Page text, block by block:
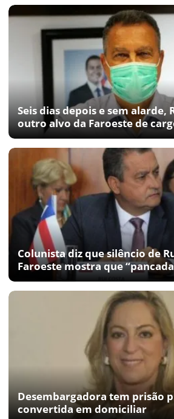
Seis dias depois e sem alarde,
outro alvo da Faroeste de
Colunista diz que silêncio de
Faroeste mostra que
Desembargadora tem prisão
convertida em domiciliar